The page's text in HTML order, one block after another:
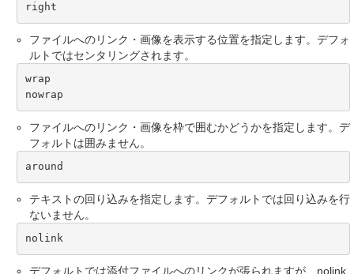
right
ファイルへのリンク・画像を表示する位置を指定します。デフォ
ルトではセンタリングされます。
wrap
nowrap
ファイルへのリンク・画像を枠で囲むかどうかを指定します。デ
フォルトは囲みません。
around
テキストの回り込みを指定します。デフォルトでは回り込みを行
ないません。
nolink
デフォルトでは添付ファイルへのリンクが張られますが、nolink